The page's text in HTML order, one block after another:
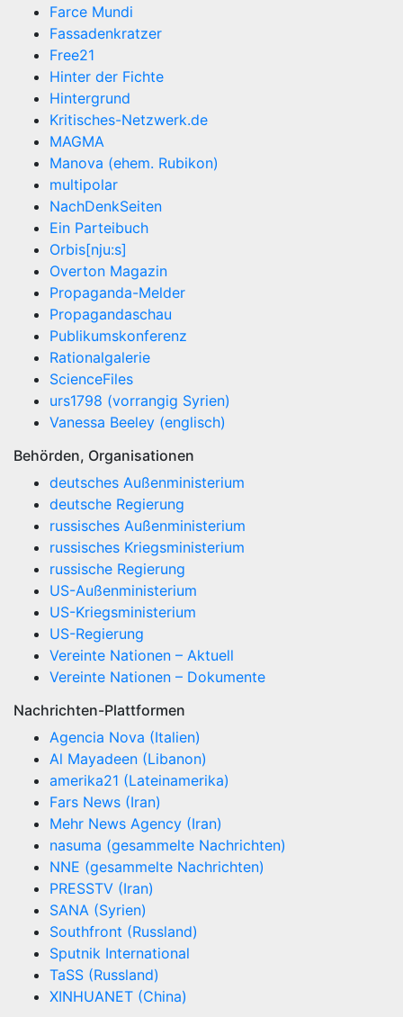
Farce Mundi
Fassadenkratzer
Free21
Hinter der Fichte
Hintergrund
Kritisches-Netzwerk.de
MAGMA
Manova (ehem. Rubikon)
multipolar
NachDenkSeiten
Ein Parteibuch
Orbis[nju:s]
Overton Magazin
Propaganda-Melder
Propagandaschau
Publikumskonferenz
Rationalgalerie
ScienceFiles
urs1798 (vorrangig Syrien)
Vanessa Beeley (englisch)
Behörden, Organisationen
deutsches Außenministerium
deutsche Regierung
russisches Außenministerium
russisches Kriegsministerium
russische Regierung
US-Außenministerium
US-Kriegsministerium
US-Regierung
Vereinte Nationen – Aktuell
Vereinte Nationen – Dokumente
Nachrichten-Plattformen
Agencia Nova (Italien)
Al Mayadeen (Libanon)
amerika21 (Lateinamerika)
Fars News (Iran)
Mehr News Agency (Iran)
nasuma (gesammelte Nachrichten)
NNE (gesammelte Nachrichten)
PRESSTV (Iran)
SANA (Syrien)
Southfront (Russland)
Sputnik International
TaSS (Russland)
XINHUANET (China)